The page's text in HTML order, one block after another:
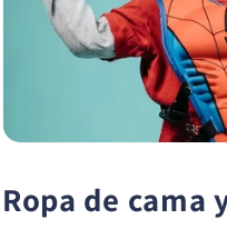
Ropa de cama